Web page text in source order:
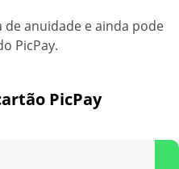
de anuidade e ainda pode
PicPay.
PicPay